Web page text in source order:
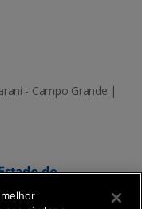
- Campo Grande |